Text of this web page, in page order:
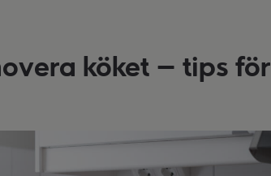
köket – tips för